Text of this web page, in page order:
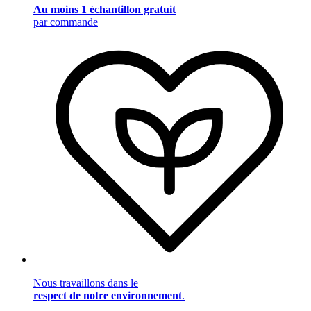
Au moins 1 échantillon gratuit
par commande
Nous travaillons dans le
respect de notre environnement.